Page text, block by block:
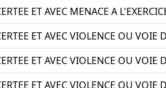
ET AVEC MENACE A
ET AVEC VIOLENCE OU VOIE
ET AVEC VIOLENCE OU VOIE
ET AVEC VIOLENCE OU VOIE